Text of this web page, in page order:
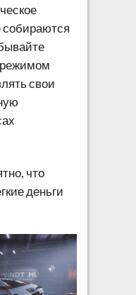
собираются
свои
что
деньги